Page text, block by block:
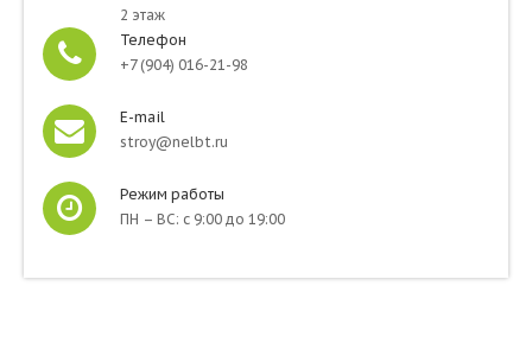
2 этаж
Телефон
+7 (904) 016-21-98
E-mail
stroy@nelbt.ru
Режим работы
ПН – ВС: с 9:00 до 19:00